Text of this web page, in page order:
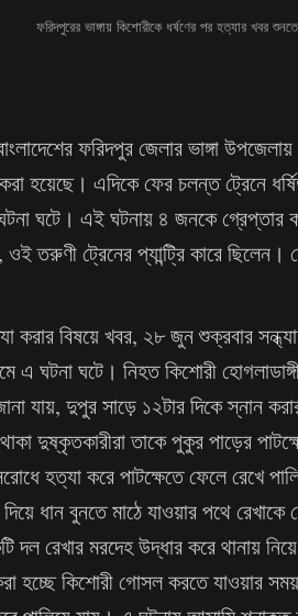
ফরিদপুরের ভাঙ্গায় কিশোরীকে ধর্ষণের পর হত্যার খবর
ফরিদপুর জেলার ভাঙ্গা
হয়েছে। এদিকে ফের চলন্ত ট্রেনে
ঘটে। এই ঘটনায় ৪ জনকে গ্রেপ্তার
ওই তরুণী ট্রেনের প্যান্ট্রি কারে ছিলেন।
করার বিষয়ে খবর, ২৮ জুন শুক্রবার
এ ঘটনা ঘটে। নিহত কিশোরী
যায়, দুপুর সাড়ে ১২টার দিকে স্নান
দুষ্কৃতকারীরা তাকে পুকুর পাড়ের
হত্যা করে পাটক্ষেতে ফেলে রেখে
ধান বুনতে মাঠে যাওয়ার পথে
দল রেখার মরদেহ উদ্ধার করে থানায়
হচ্ছে কিশোরী গোসল করতে যাওয়ার